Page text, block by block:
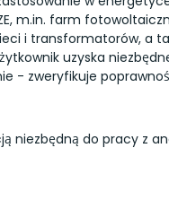
m.in. farm
i transformatorów, a
uzyska
- zweryfikuje
niezbędną do pracy z